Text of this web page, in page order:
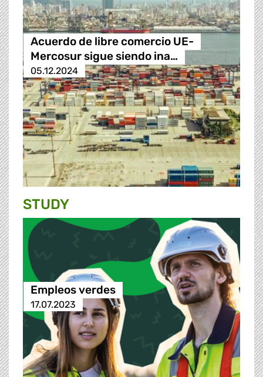
Acuerdo de libre comercio UE-
Mercosur sigue siendo ina…
05.12.2024
STUDY
Empleos verdes
17.07.2023